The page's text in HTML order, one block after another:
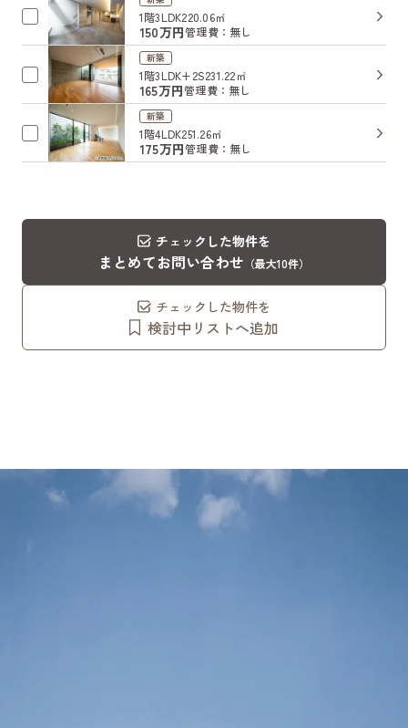
1階3LDK220.06㎡
150万円管理費：無し
新築
1階3LDK+2S231.22㎡
165万円管理費：無し
新築
1階4LDK251.26㎡
175万円管理費：無し
チェックした物件を
まとめてお問い合わせ （最大10件）
チェックした物件を
検討中リストへ追加